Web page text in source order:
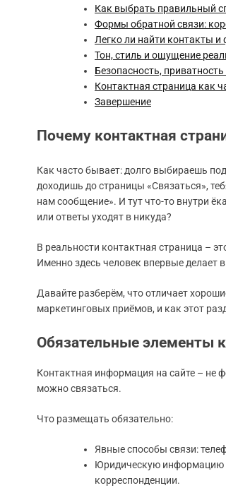
Как выбрать правильный
Формы обратной связи:
Легко ли найти контакты
Тон, стиль и ощущение
Безопасность,
Контактная страница как
Завершение
Почему контактная
Как часто бывает: долго выбираешь
доходишь до страницы «Связаться»,
нам сообщение». И тут что-то внутри
или ответы уходят в никуда?
В реальности контактная страница –
Именно здесь человек впервые делает
Давайте разберём, что отличает
маркетинговых приёмов, и как этот
Обязательные элементы
Контактная информация на сайте – не
можно связаться.
Что размещать обязательно:
Явные способы связи:
Юридическую информацию
корреспонденции.